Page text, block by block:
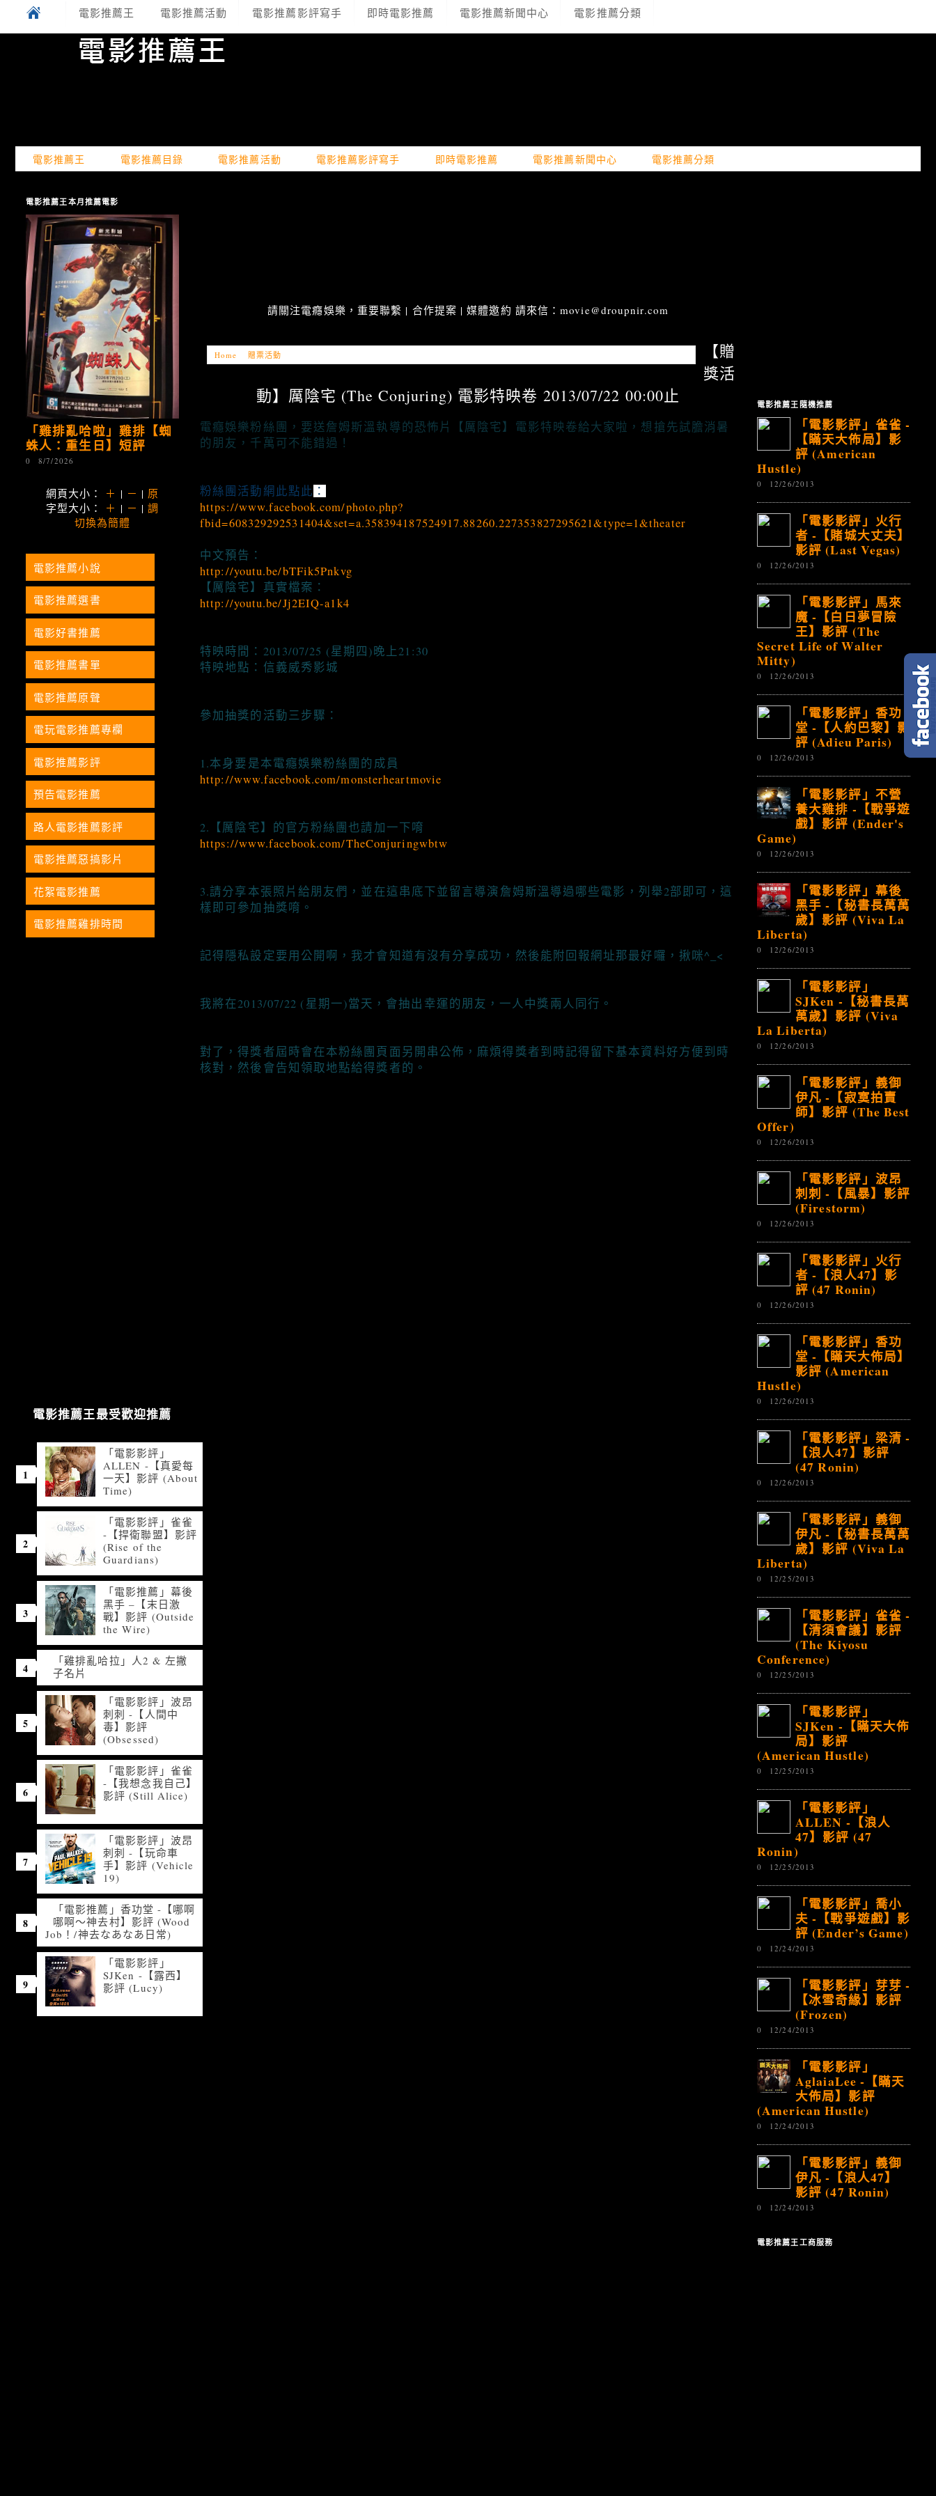
電影推薦王 電影推薦活動 電影推薦影評寫手 即時電影推薦 電影推薦新聞中心 電影推薦分類
電影推薦王 電影推薦目錄 電影推薦活動 電影推薦影評寫手 即時電影推薦 電影推薦新聞中心 電影推薦分類
請關注電癮娛樂，重要聯繫 | 合作提案 | 媒體邀約 請來信：movie@droupnir.com
Home 贈票活動
【贈
獎活
動】厲陰宅 (The Conjuring) 電影特映卷 2013/07/22 00:00止
電癮娛樂粉絲團，要送詹姆斯溫執導的恐怖片【厲陰宅】電影特映卷給大家啦，想搶先試膽消暑
的朋友，千萬可不能錯過！
粉絲團活動網此點此 ：
https://www.facebook.com/photo.php?
fbid=608329292531404&set=a.358394187524917.88260.227353827295621&type=1&theater
中文預告：
http://youtu.be/bTFik5Pnkvg
【厲陰宅】真實檔案：
http://youtu.be/Jj2EIQ-a1k4
特映時間：2013/07/25 (星期四)晚上21:30
特映地點：信義威秀影城
參加抽獎的活動三步驟：
1.本身要是本電癮娛樂粉絲團的成員
http://www.facebook.com/monsterheartmovie
2.【厲陰宅】的官方粉絲團也請加一下唷
https://www.facebook.com/TheConjuringwbtw
3.請分享本張照片給朋友們，並在這串底下並留言導演詹姆斯溫導過哪些電影，列舉2部即可，這
樣即可參加抽獎唷。
記得隱私設定要用公開啊，我才會知道有沒有分享成功，然後能附回報網址那最好囉，揪咪^_<
我將在2013/07/22 (星期一)當天，會抽出幸運的朋友，一人中獎兩人同行。
對了，得獎者屆時會在本粉絲團頁面另開串公佈，麻煩得獎者到時記得留下基本資料好方便到時
核對，然後會告知領取地點給得獎者的。
電影推薦王本月推薦電影
「雞排亂哈啦」雞排【蜘
蛛人：重生日】短評
0 8/7/2026
網頁大小： ＋ | － | 原
字型大小： ＋ | － |調
切換為簡體
電影推薦小說
電影推薦選書
電影好書推薦
電影推薦書單
電影推薦原聲
電玩電影推薦專欄
電影推薦影評
預告電影推薦
路人電影推薦影評
電影推薦惡搞影片
花絮電影推薦
電影推薦雞排時間
電影推薦王最受歡迎推薦
「電影影評」
ALLEN -【真愛每
一天】影評 (About
Time)
「電影影評」雀雀
-【捍衛聯盟】影評
(Rise of the
Guardians)
「電影推薦」幕後
黑手 –【末日激
戰】影評 (Outside
the Wire)
「雞排亂哈拉」人2 & 左撇
子名片
「電影影評」波昂
刺刺 -【人間中
毒】影評
(Obsessed)
「電影影評」雀雀
-【我想念我自己】
影評 (Still Alice)
「電影影評」波昂
刺刺 -【玩命車
手】影評 (Vehicle
19)
「電影推薦」香功堂 -【哪啊
哪啊～神去村】影評 (Wood
Job！/神去なあなあ日常)
「電影影評」
SJKen -【露西】
影評 (Lucy)
電影推薦王隨機推薦
「電影影評」雀雀 -
【瞞天大佈局】影
評 (American
Hustle)
0 12/26/2013
「電影影評」火行
者 -【賭城大丈夫】
影評 (Last Vegas)
0 12/26/2013
「電影影評」馬來
魔 -【白日夢冒險
王】影評 (The
Secret Life of Walter
Mitty)
0 12/26/2013
「電影影評」香功
堂 -【人約巴黎】影
評 (Adieu Paris)
0 12/26/2013
「電影影評」不營
養大雞排 -【戰爭遊
戲】影評 (Ender's
Game)
0 12/26/2013
「電影影評」幕後
黑手 -【秘書長萬萬
歲】影評 (Viva La
Liberta)
0 12/26/2013
「電影影評」
SJKen -【秘書長萬
萬歲】影評 (Viva
La Liberta)
0 12/26/2013
「電影影評」義御
伊凡 -【寂寞拍賣
師】影評 (The Best
Offer)
0 12/26/2013
「電影影評」波昂
刺刺 -【風暴】影評
(Firestorm)
0 12/26/2013
「電影影評」火行
者 -【浪人47】影
評 (47 Ronin)
0 12/26/2013
「電影影評」香功
堂 -【瞞天大佈局】
影評 (American
Hustle)
0 12/26/2013
「電影影評」梁清 -
【浪人47】影評
(47 Ronin)
0 12/26/2013
「電影影評」義御
伊凡 -【秘書長萬萬
歲】影評 (Viva La
Liberta)
0 12/25/2013
「電影影評」雀雀 -
【清須會議】影評
(The Kiyosu
Conference)
0 12/25/2013
「電影影評」
SJKen -【瞞天大佈
局】影評
(American Hustle)
0 12/25/2013
「電影影評」
ALLEN -【浪人
47】影評 (47
Ronin)
0 12/25/2013
「電影影評」喬小
夫 -【戰爭遊戲】影
評 (Ender’s Game)
0 12/24/2013
「電影影評」芽芽 -
【冰雪奇緣】影評
(Frozen)
0 12/24/2013
「電影影評」
AglaiaLee -【瞞天
大佈局】影評
(American Hustle)
0 12/24/2013
「電影影評」義御
伊凡 -【浪人47】
影評 (47 Ronin)
0 12/24/2013
電影推薦王工商服務